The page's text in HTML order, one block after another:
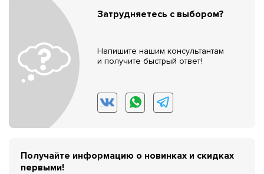
Затрудняетесь с выбором?
Напишите нашим консультантам
и получите быстрый ответ!
Получайте информацию о новинках и скидках
первыми!